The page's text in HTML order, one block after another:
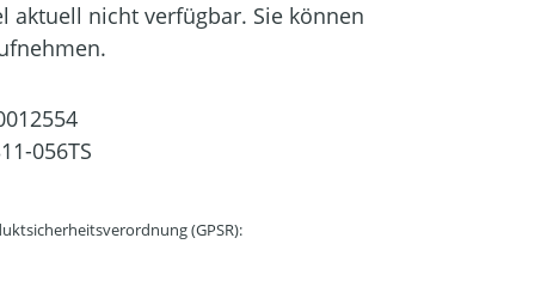
aktuell nicht verfügbar. Sie können
056TS
(GPSR):